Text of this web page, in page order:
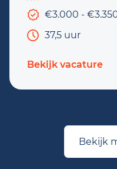
€3.000 -
37,5 uur
Bekijk vacature
Bekijk